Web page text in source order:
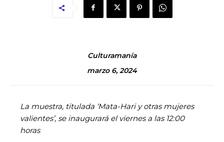
Culturamanía
marzo 6, 2024
La muestra, titulada ‘Mata-Hari y otras mujeres
valientes’, se inaugurará el viernes a las 12:00
horas